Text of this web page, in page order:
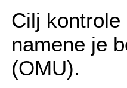
Cilj
namene je
(OMU).